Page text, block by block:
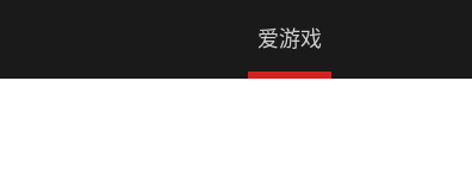
爱游戏电子开户【中国】有限公司官网
爱游戏